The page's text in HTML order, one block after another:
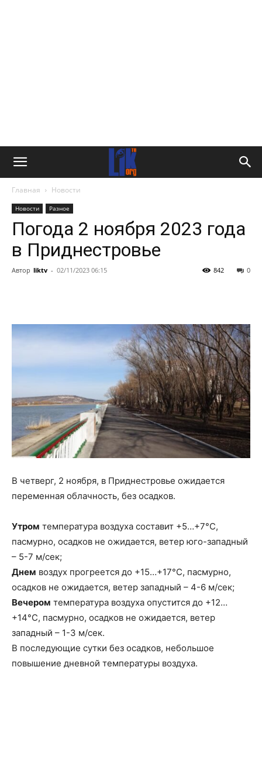
Главная Новости
Новости Разное
Погода 2 ноября 2023 года
в Приднестровье
Автор liktv - 02/11/2023 06:15 0
842
В четверг, 2 ноября, в Приднестровье ожидается
переменная облачность, без осадков.
Утром температура воздуха составит +5…+7°C,
пасмурно, осадков не ожидается, ветeр юго-западный
– 5-7 м/сек;
Днем воздух прогреется до +15…+17°C, пасмурно,
осадков не ожидается, ветeр западный – 4-6 м/сек;
Вечером температура воздуха опустится до +12…
+14°C, пасмурно, осадков не ожидается, ветeр
западный – 1-3 м/сек.
В последующие сутки без осадков, небольшое
повышение дневной температуры воздуха.